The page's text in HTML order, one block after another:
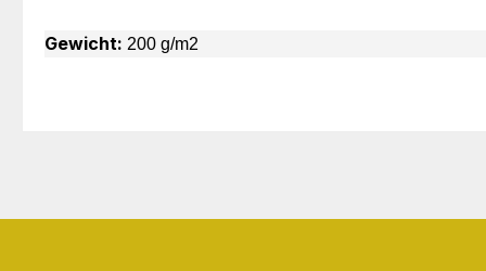
Gewicht: 200 g/m2